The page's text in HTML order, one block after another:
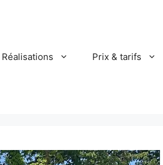
Réalisations Prix & tarifs